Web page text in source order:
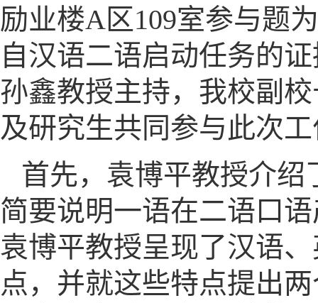
励业楼A区109室参与题
自汉语二语启动任务的
孙鑫教授主持，我校副
及研究生共同参与此次
首先，袁博平教授介绍
简要说明一语在二语口
袁博平教授呈现了汉语
点，并就这些特点提出